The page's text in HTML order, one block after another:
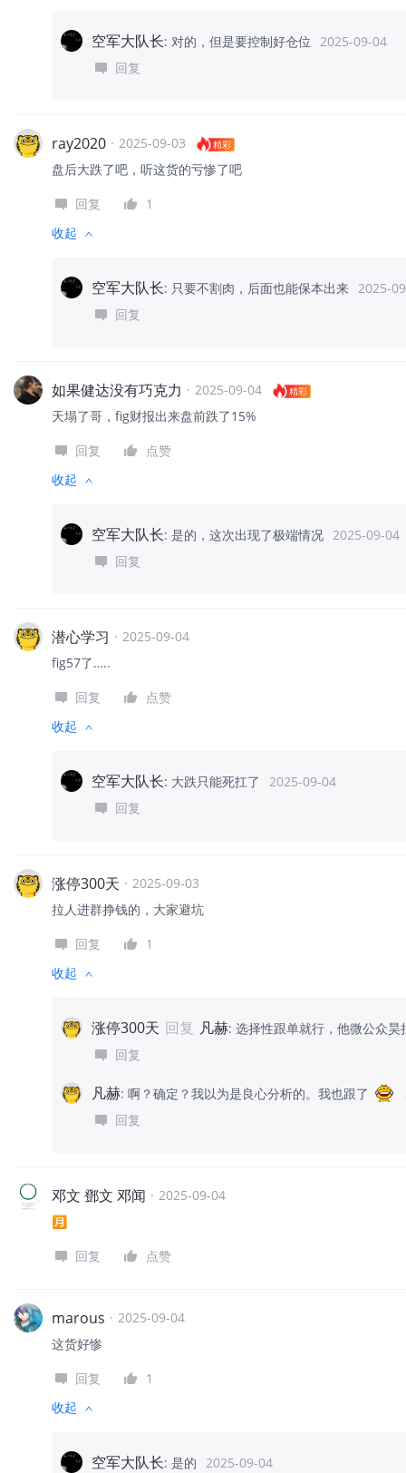
空军大队长: 对的，但是要控制好仓位 2025-09-04
回复
ray2020 · 2025-09-03 精彩
盘后大跌了吧，听这货的亏惨了吧
回复
1
收起
空军大队长: 只要不割肉，后面也能保本出来 2025-
回复
如果健达没有巧克力 · 2025-09-04 精彩
天塌了哥，fig财报出来盘前跌了15%
回复
点赞
收起
空军大队长: 是的，这次出现了极端情况 2025-09-04
回复
潜心学习 · 2025-09-04
fig57了…..
回复
点赞
收起
空军大队长: 大跌只能死扛了
2025-09-04
回复
涨停300天 · 2025-09-03
拉人进群挣钱的，大家避坑
回复
1
收起
涨停300天 回复 凡赫: 选择性跟单就行，他微公众昊
回复
凡赫: 啊？确定？我以为是良心分析的。我也跟了
回复
邓文 鄧文 邓闻 · 2025-09-04
🈷️
回复
点赞
marous · 2025-09-04
这货好惨
回复
1
收起
空军大队长: 是的 2025-09-04